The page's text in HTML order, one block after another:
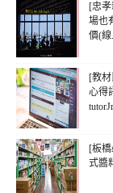
[忠
場也
價(
[教
心得
[板
式醬